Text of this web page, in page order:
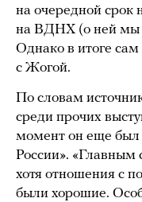
на очередной срок
на ВДНХ (о ней мы
Однако в итоге
с Жогой.
По словам
среди прочих
момент он еще был
России».
хотя отношения с
были хорошие.